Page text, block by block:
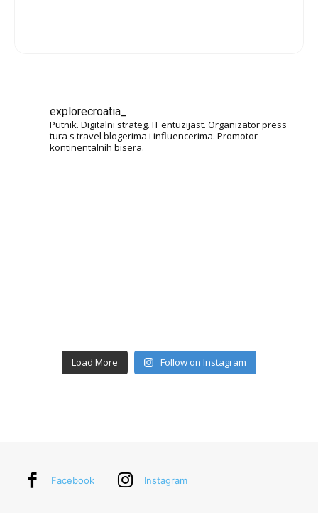
explorecroatia_
Putnik. Digitalni strateg. IT entuzijast. Organizator press
tura s travel blogerima i influencerima. Promotor
kontinentalnih bisera.
Load More Follow on Instagram
Facebook Instagram